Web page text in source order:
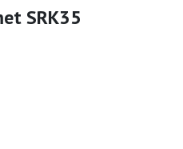
SRK35